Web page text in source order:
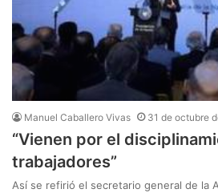
Manuel Caballero Vivas 31 de octubre
“Vienen por el
trabajadores”
Así se refirió el secretario general de la